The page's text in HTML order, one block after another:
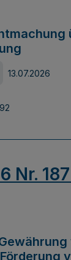
13.07.2026
Nr.